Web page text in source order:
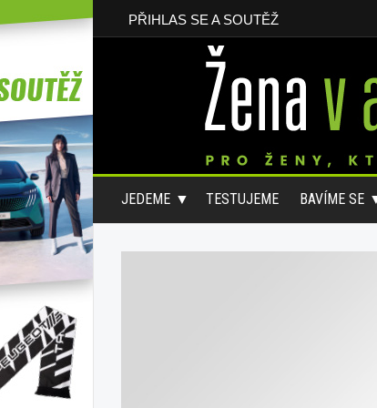
PŘIHLAS SE A SOUTĚŽ
JEDEME TESTUJEME BAVÍME SE